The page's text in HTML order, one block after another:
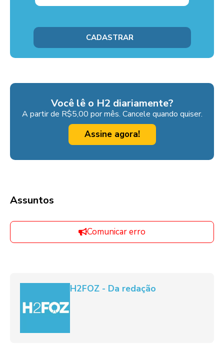
Você lê o H2 diariamente?
A partir de R$5,00 por mês. Cancele quando quiser.
Assine agora!
Assuntos
Comunicar erro
H2FOZ - Da redação